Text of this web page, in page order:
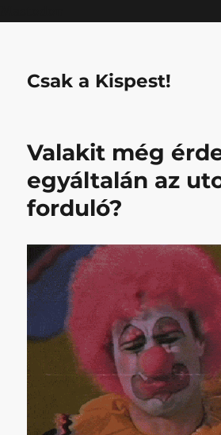
Csak a Kispest!
Valakit még
egyáltalán az
forduló?